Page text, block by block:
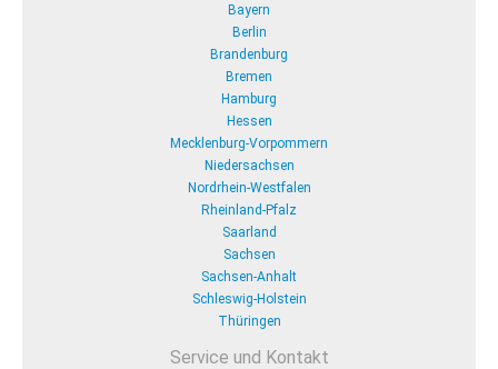
Bayern
Berlin
Brandenburg
Bremen
Hamburg
Hessen
Mecklenburg-Vorpommern
Niedersachsen
Nordrhein-Westfalen
Rheinland-Pfalz
Saarland
Sachsen
Sachsen-Anhalt
Schleswig-Holstein
Thüringen
Service und Kontakt